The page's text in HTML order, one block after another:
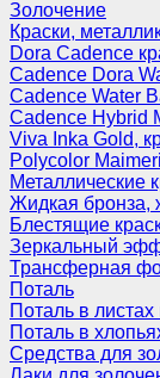
Золочение
Краски,
Dora Cadence
Cadence Dora
Cadence Water
Cadence Hybrid
Viva Inka Gold,
Polycolor
Металлические
Жидкая бронза,
Блестящие
Зеркальный
Трансферная
Поталь
Поталь в
Поталь в
Средства для